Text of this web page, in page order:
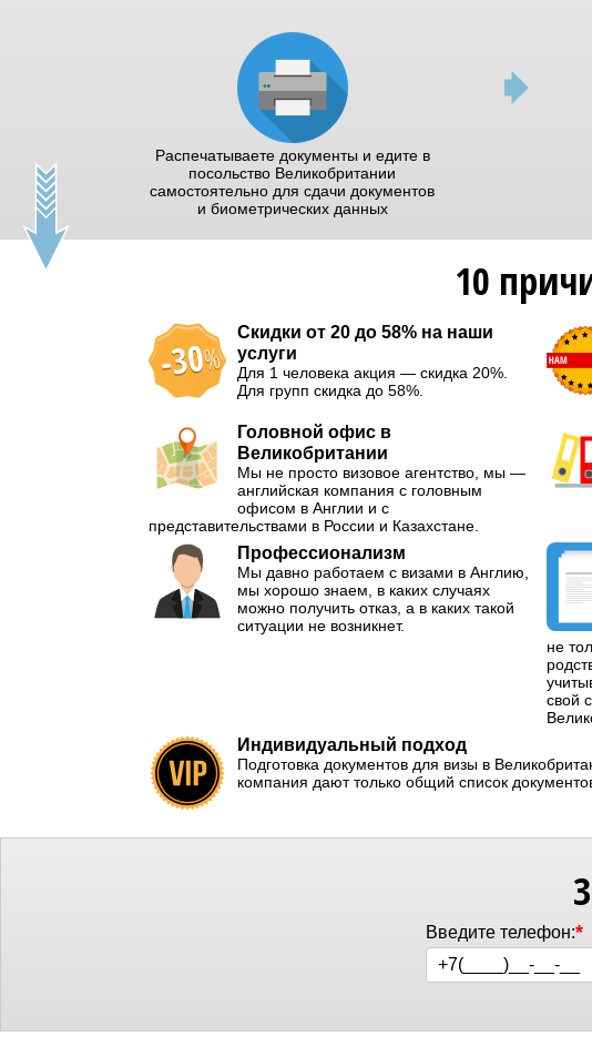
Распечатываете документы и едите в
посольство Великобритании
самостоятельно для сдачи документов
и биометрических данных
10
Скидки от 20 до 58% на наши
услуги
Для 1 человека акция — скидка 20%.
Для групп скидка до 58%.
Головной офис в
Великобритании
Мы не просто визовое агентство, мы —
английская компания с головным
офисом в Англии и с
представительствами в России и Казахстане.
Профессионализм
Мы давно работаем с визами в Англию,
мы хорошо знаем, в каких случаях
можно получить отказ, а в каких такой
ситуации не возникнет.
не
свой
Индивидуальный подход
Подготовка документов для визы в
компания дают только общий список
Введите телефон:*